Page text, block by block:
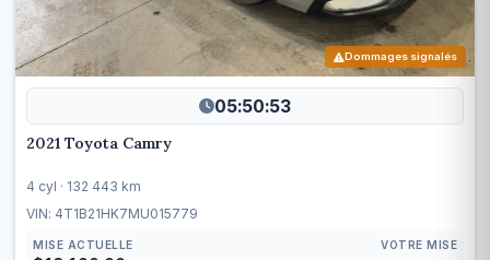
Dommages signalés
05:50:50
2021 Toyota Camry
4 cyl · 132 443 km
VIN: 4T1B21HK7MU015779
MISE ACTUELLE VOTRE MISE